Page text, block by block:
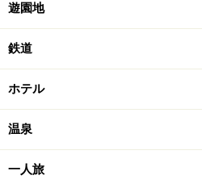
遊園地
鉄道
ホテル
温泉
一人旅